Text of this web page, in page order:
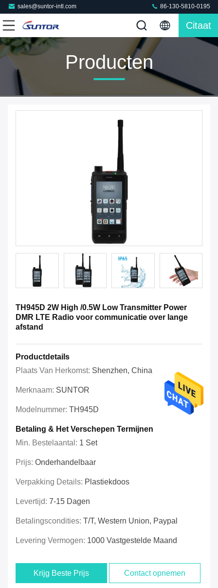
sales@suntor-intl.com 86-130-5810-0195
Citaat
Producten
TH945D 2W High /0.5W Low Transmitter Power
DMR LTE Radio voor communicatie over lange
afstand
Productdetails
Plaats Van Herkomst: Shenzhen, China
Merknaam: SUNTOR
Modelnummer: TH945D
Betaling & Het Verschepen Termijnen
Min. Bestelaantal: 1 Set
Prijs: Onderhandelbaar
Verpakking Details: Plastiekdoos
Levertijd: 7-15 Dagen
Betalingscondities: T/T, Western Union, Paypal
Levering Vermogen: 1000 Vastgestelde Maand
Krijg Beste Prijs Contact opnemen